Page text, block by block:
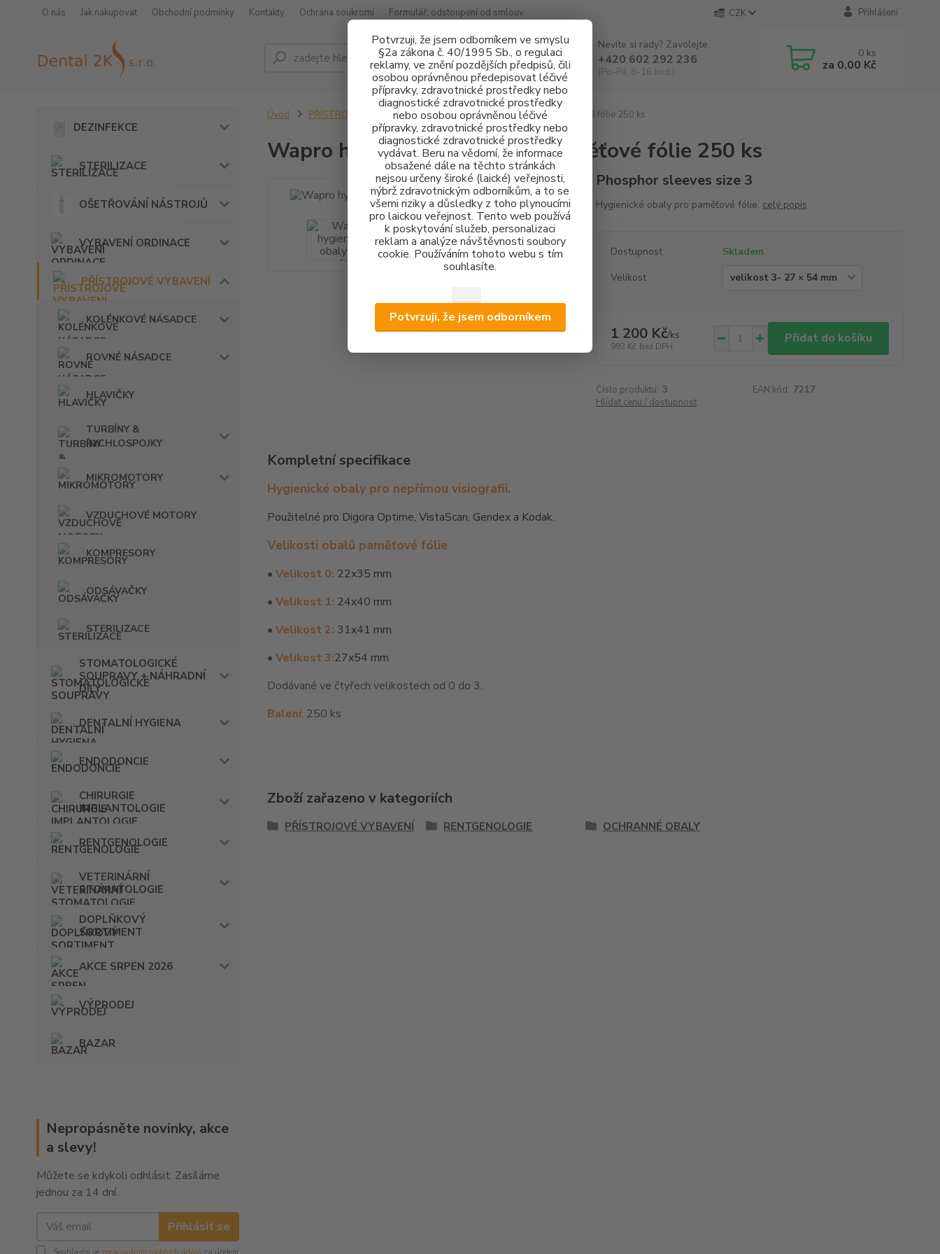
Potvrzuji, že jsem odborníkem ve smyslu
§2a zákona č. 40/1995 Sb., o regulaci
reklamy, ve znění pozdějších předpisů, čili
osobou oprávněnou předepisovat léčivé
přípravky, zdravotnické prostředky nebo
diagnostické zdravotnické prostředky
nebo osobou oprávněnou léčivé
přípravky, zdravotnické prostředky nebo
diagnostické zdravotnické prostředky
vydávat. Beru na vědomí, že informace
obsažené dále na těchto stránkách
nejsou určeny široké (laické) veřejnosti,
nýbrž zdravotnickým odborníkům, a to se
všemi riziky a důsledky z toho plynoucími
pro laickou veřejnost. Tento web používá
k poskytování služeb, personalizaci
reklam a analýze návštěvnosti soubory
cookie. Používáním tohoto webu s tím
souhlasíte.
Potvrzuji, že jsem odborníkem
O nás Jak nakupovat Obchodní podmínky Kontakty Ochrana soukromí Formulář: odstoupení od smlouv CZK Přihlášení
Hledat
Nevíte si rady? Zavolejte.
+420 602 292 236
(Po-Pá, 8-16 hod.)
0 ks
za 0,00 Kč
DEZINFEKCE
STERILIZACE
OŠETŘOVÁNÍ NÁSTROJŮ
VYBAVENÍ ORDINACE
PŘÍSTROJOVÉ VYBAVENÍ
KOLÉNKOVÉ NÁSADCE
ROVNÉ NÁSADCE
HLAVIČKY
TURBÍNY &
RYCHLOSPOJKY
MIKROMOTORY
VZDUCHOVÉ MOTORY
KOMPRESORY
ODSÁVAČKY
STERILIZACE
STOMATOLOGICKÉ
SOUPRAVY + NÁHRADNÍ
DÍLY
DENTALNÍ HYGIENA
ENDODONCIE
CHIRURGIE
IMPLANTOLOGIE
RENTGENOLOGIE
VETERINÁRNÍ
STOMATOLOGIE
DOPLŇKOVÝ
SORTIMENT
AKCE SRPEN 2026
VÝPRODEJ
BAZAR
Nepropásněte novinky, akce
a slevy!
Můžete se kdykoli odhlásit. Zasíláme
jednou za 14 dní.
Přihlásit se
Úvod PŘÍSTROJOVÉ VYBAVENÍ Wapro hygienické obaly pro paměťové fólie 250 ks
Wapro hygienické obaly pro paměťové fólie 250 ks
Phosphor sleeves size 3
Hygienické obaly pro paměťové fólie. celý popis
Dostupnost
Skladem
Velikost
1 200 Kč/ks
992 Kč bez DPH
Přidat do košíku
Číslo produktu: 3 EAN kód: 7217
Hlídat cenu / dostupnost
Kompletní specifikace
Hygienické obaly pro nepřímou visiografii.
Použitelné pro Digora Optime, VistaScan, Gendex a Kodak.
Velikosti obalů paměťové fólie
• Velikost 0: 22x35 mm
• Velikost 1: 24x40 mm
• Velikost 2: 31x41 mm
• Velikost 3:27x54 mm
Dodávané ve čtyřech velikostech od 0 do 3.
Balení: 250 ks
Zboží zařazeno v kategoriích
PŘÍSTROJOVÉ VYBAVENÍ RENTGENOLOGIE OCHRANNÉ OBALY